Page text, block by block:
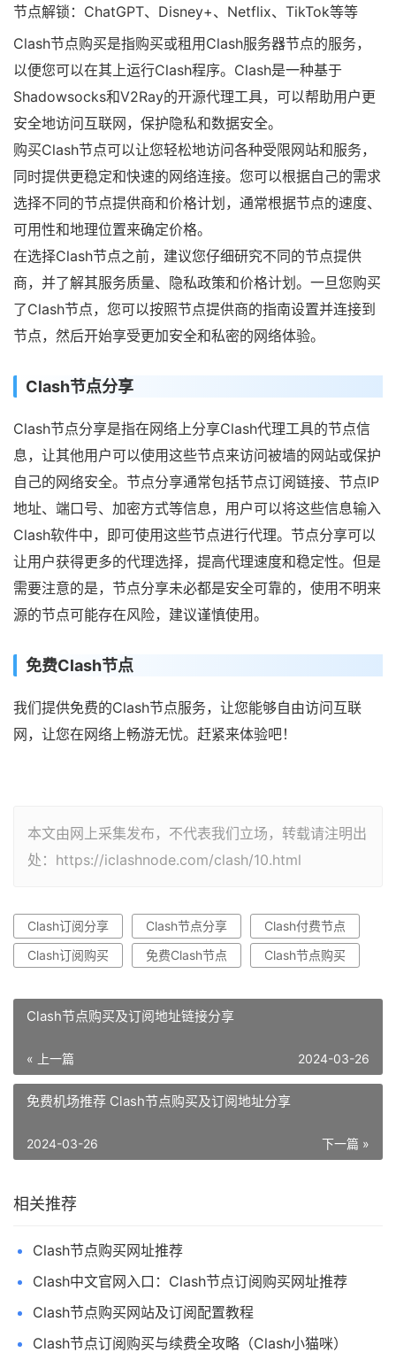
节点解锁：ChatGPT、Disney+、Netflix、TikTok等等
Clash节点购买是指购买或租用Clash服务器节点的服务，
以便您可以在其上运行Clash程序。Clash是一种基于
Shadowsocks和V2Ray的开源代理工具，可以帮助用户更
安全地访问互联网，保护隐私和数据安全。
购买Clash节点可以让您轻松地访问各种受限网站和服务，
同时提供更稳定和快速的网络连接。您可以根据自己的需求
选择不同的节点提供商和价格计划，通常根据节点的速度、
可用性和地理位置来确定价格。
在选择Clash节点之前，建议您仔细研究不同的节点提供
商，并了解其服务质量、隐私政策和价格计划。一旦您购买
了Clash节点，您可以按照节点提供商的指南设置并连接到
节点，然后开始享受更加安全和私密的网络体验。
Clash节点分享
Clash节点分享是指在网络上分享Clash代理工具的节点信
息，让其他用户可以使用这些节点来访问被墙的网站或保护
自己的网络安全。节点分享通常包括节点订阅链接、节点IP
地址、端口号、加密方式等信息，用户可以将这些信息输入
Clash软件中，即可使用这些节点进行代理。节点分享可以
让用户获得更多的代理选择，提高代理速度和稳定性。但是
需要注意的是，节点分享未必都是安全可靠的，使用不明来
源的节点可能存在风险，建议谨慎使用。
免费Clash节点
我们提供免费的Clash节点服务，让您能够自由访问互联
网，让您在网络上畅游无忧。赶紧来体验吧！
本文由网上采集发布，不代表我们立场，转载请注明出
处：https://iclashnode.com/clash/10.html
Clash订阅分享 Clash节点分享
Clash付费节点
Clash订阅购买
免费Clash节点 Clash节点购买
Clash节点购买及订阅地址链接分享
« 上一篇 2024-03-26
免费机场推荐 Clash节点购买及订阅地址分享
下一篇 »
2024-03-26
相关推荐
Clash节点购买网址推荐
Clash中文官网入口：Clash节点订阅购买网址推荐
Clash节点购买网站及订阅配置教程
Clash节点订阅购买与续费全攻略（Clash小猫咪）